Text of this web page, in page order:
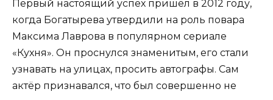
Первый настоящий успех пришёл в 2012 году,
когда Богатырева утвердили на роль повара
Максима Лаврова в популярном сериале
«Кухня». Он проснулся знаменитым, его стали
узнавать на улицах, просить автографы. Сам
актёр признавался, что был совершенно не